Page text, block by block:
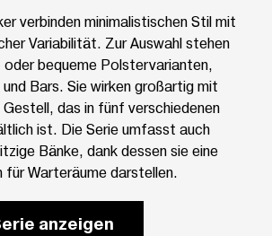
verbinden minimalistischen Stil mit
Variabilität. Zur Auswahl stehen
bequeme Polstervarianten,
Bars. Sie wirken großartig mit
das in fünf verschiedenen
ist. Die Serie umfasst auch
Bänke, dank dessen sie eine
für Warteräume darstellen.
anzeigen